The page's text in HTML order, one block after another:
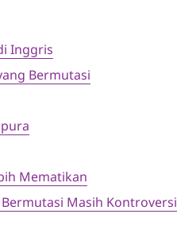
Inggris
Bermutasi
Mematikan
Masih Kontroversi